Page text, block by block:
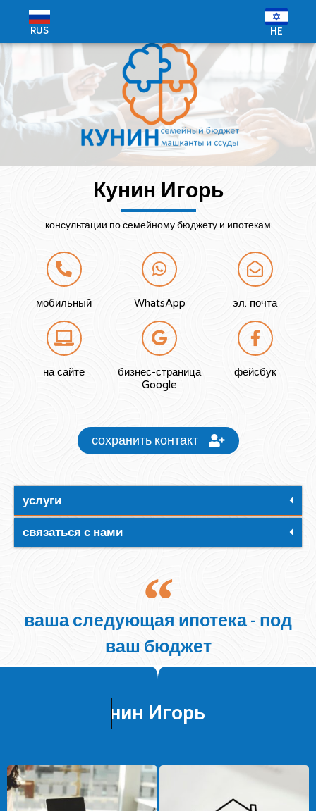
HE
RUS
Кунин Игорь
консультации по семейному бюджету и ипотекам
эл. почта
фейсбук
WhatsApp
бизнес-страница
Google
мобильный
на сайте
сохранить контакт
услуги
связаться с нами
ваша следующая ипотека - под
ваш бюджет
Кунин Игорь